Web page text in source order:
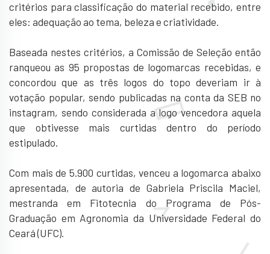
critérios para classificação do material recebido, entre
eles: adequação ao tema, beleza e criatividade.
Baseada nestes critérios, a Comissão de Seleção então
ranqueou as 95 propostas de logomarcas recebidas, e
concordou que as três logos do topo deveriam ir à
votação popular, sendo publicadas na conta da SEB no
instagram, sendo considerada a logo vencedora aquela
que obtivesse mais curtidas dentro do período
estipulado.
Com mais de 5.900 curtidas, venceu a logomarca abaixo
apresentada, de autoria de Gabriela Priscila Maciel,
mestranda em Fitotecnia do Programa de Pós-
Graduação em Agronomia da Universidade Federal do
Ceará (UFC).